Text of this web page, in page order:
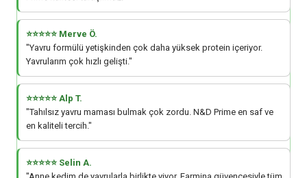
⭐⭐⭐⭐⭐ Merve Ö.
"Yavru formülü yetişkinden çok daha yüksek protein içeriyor.
Yavrularım çok hızlı gelişti."
⭐⭐⭐⭐⭐ Alp T.
"Tahılsız yavru maması bulmak çok zordu. N&D Prime en saf ve
en kaliteli tercih."
⭐⭐⭐⭐⭐ Selin A.